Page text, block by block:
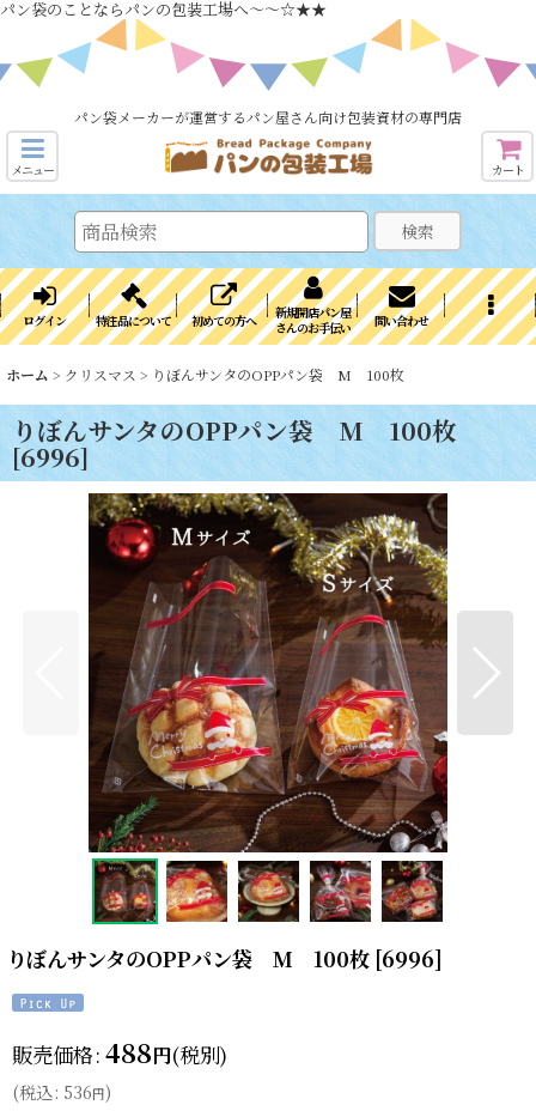
パン袋のことならパンの包装工場へ～～☆★★
パン袋メーカーが運営するパン屋さん向け包装資材の専門店
メニュー カート
検索
ログイン 特注品について 初めての方へ
新規開店パン屋
さんのお手伝い
問い合わせ
ホーム > クリスマス > りぼんサンタのOPPパン袋 M 100枚
りぼんサンタのOPPパン袋 M 100枚
[6996]
りぼんサンタのOPPパン袋 M 100枚 [6996]
販売価格: 488円(税別)
(税込: 536円)